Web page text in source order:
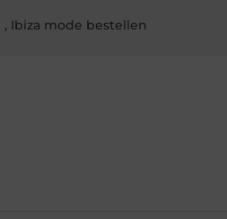
, Ibiza mode bestellen